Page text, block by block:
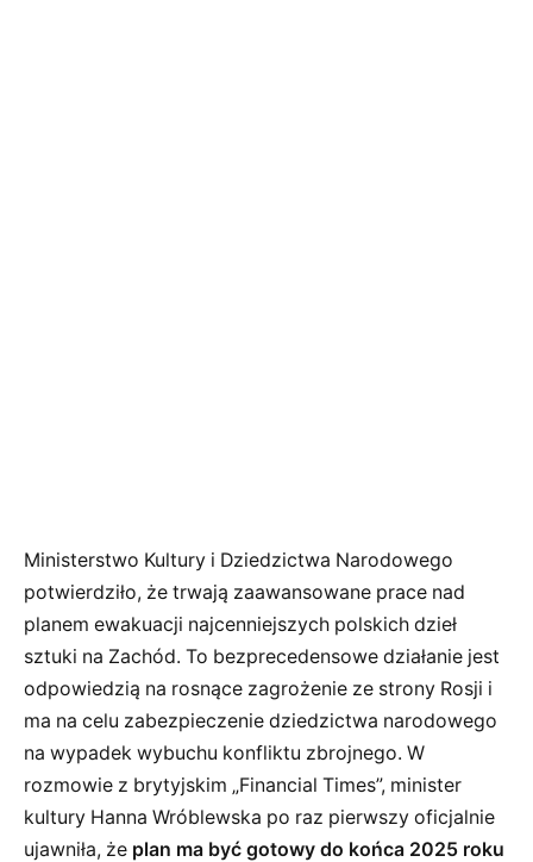
Ministerstwo Kultury i Dziedzictwa Narodowego
potwierdziło, że trwają zaawansowane prace nad
planem ewakuacji najcenniejszych polskich dzieł
sztuki na Zachód. To bezprecedensowe działanie jest
odpowiedzią na rosnące zagrożenie ze strony Rosji i
ma na celu zabezpieczenie dziedzictwa narodowego
na wypadek wybuchu konfliktu zbrojnego. W
rozmowie z brytyjskim „Financial Times”, minister
kultury Hanna Wróblewska po raz pierwszy oficjalnie
ujawniła, że plan ma być gotowy do końca 2025 roku